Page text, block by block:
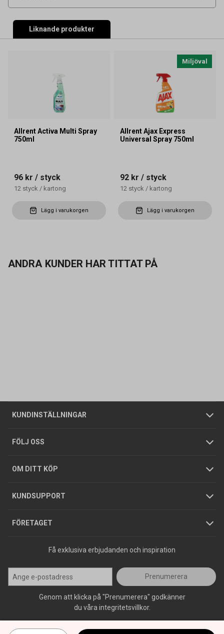
Liknande produkter
Allrent Activa Multi Spray
750ml
96 kr / styck
12 styck / kartong
Lägg i varukorgen
Miljöval
Allrent Ajax Express
Universal Spray 750ml
92 kr / styck
12 styck / kartong
Lägg i varukorgen
ANDRA KUNDER HAR TITTAT PÅ
KUNDINSTÄLLNINGAR
Företagskund / Privatkund
FÖLJ OSS
OM DITT KÖP
Allmänna försäljningsvillkor
Integritetspolicy
GDPR
KUNDSUPPORT
Butiker
Foldrar och kataloger
Köpguider
Varumärken
FÖRETAGET
Om oss
Tjänster
Hållbarhet
Jobba hos oss
Press
Få exklusiva erbjudanden och inspiration
Prenumerera
Genom att klicka på "Prenumerera" godkänner
du våra integritetsvillkor.